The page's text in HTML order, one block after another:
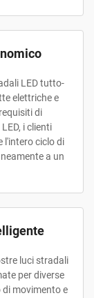
LED tutto-
elettriche e
di
i clienti
l'intero ciclo di
a un
luci stradali
per diverse
movimento e